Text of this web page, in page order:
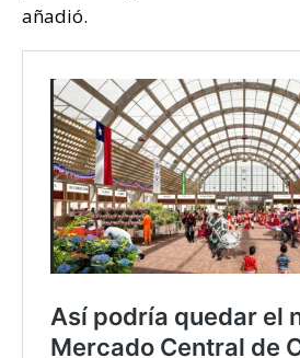
añadió.